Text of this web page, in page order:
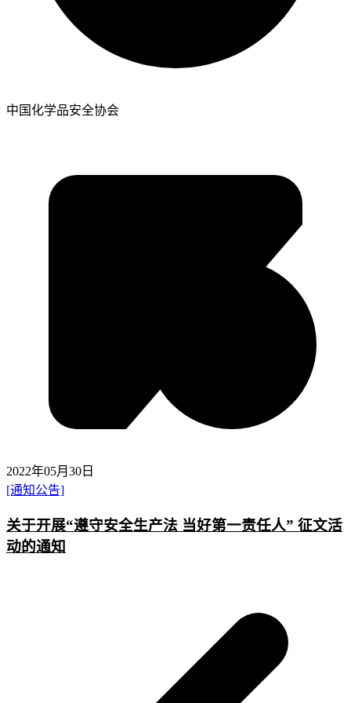
中国化学品安全协会
2022年05月30日
[通知公告]
关于开展“遵守安全生产法 当好第一责任人” 征文活
动的通知